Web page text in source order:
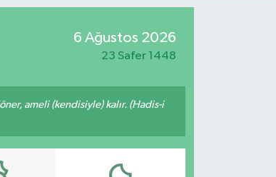
6 Ağustos 2026
23 Safer 1448
ameli (kendisiyle) kalır. (Hadis-i